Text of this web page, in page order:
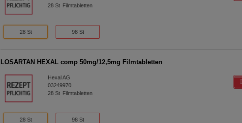
28St Filmtabletten
28 St 98 St
LOSARTAN HEXAL comp 50mg/12,5mg Filmtabletten
Hexal AG
03249970
28St Filmtabletten
28 St 98 St